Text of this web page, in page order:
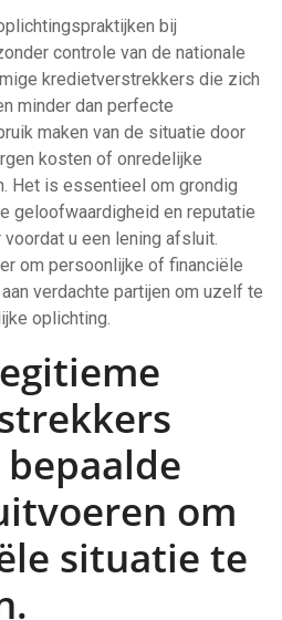
bij
controle van de nationale
kredietverstrekkers die zich
minder dan perfecte
maken van de situatie door
kosten of onredelijke
Het is essentieel om grondig
geloofwaardigheid en reputatie
u een lening afsluit.
om persoonlijke of financiële
verdachte partijen om uzelf te
oplichting.
om
situatie te